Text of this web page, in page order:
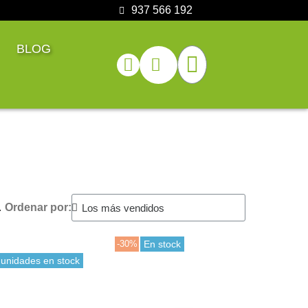
937 566 192
BLOG
Ordenar por:
en stock
-30% En stock